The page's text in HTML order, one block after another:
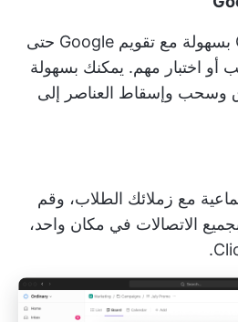
يمكنك مزامنة ClickUp بسهولة مع تقويم Google حتى
أو اختبار مهم. يمكنك بسهولة
وسحب وإسقاط العناصر إلى
مع زملائك الطلاب، وقم
الاتصالات في مكان واحد،